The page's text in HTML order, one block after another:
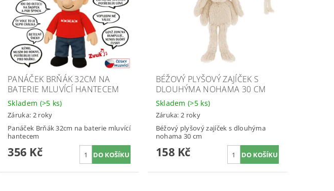
PANÁČEK BRŇÁK 32CM NA
BATERIE MLUVÍCÍ HANTECEM
Skladem (>5 ks)
Záruka: 2 roky
Panáček Brňák 32cm na baterie mluvící
hantecem
356 Kč
BÉŽOVÝ PLYŠOVÝ ZAJÍČEK S
DLOUHÝMA NOHAMA 30 CM
Skladem(>5 ks)
Záruka: 2 roky
Béžový plyšový zajíček s dlouhýma
nohama 30 cm
158 Kč